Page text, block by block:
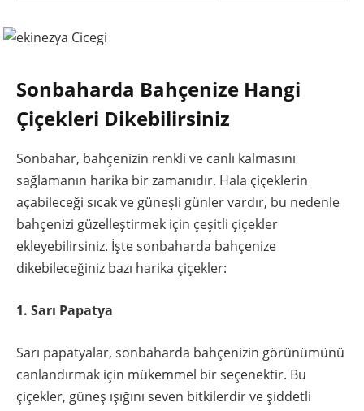
Sonbaharda Bahçenize Hangi
Çiçekleri Dikebilirsiniz
Sonbahar, bahçenizin renkli ve canlı kalmasını
sağlamanın harika bir zamanıdır. Hala çiçeklerin
açabileceği sıcak ve güneşli günler vardır, bu nedenle
bahçenizi güzelleştirmek için çeşitli çiçekler
ekleyebilirsiniz. İşte sonbaharda bahçenize
dikebileceğiniz bazı harika çiçekler:
1. Sarı Papatya
Sarı papatyalar, sonbaharda bahçenizin görünümünü
canlandırmak için mükemmel bir seçenektir. Bu
çiçekler, güneş ışığını seven bitkilerdir ve şiddetli